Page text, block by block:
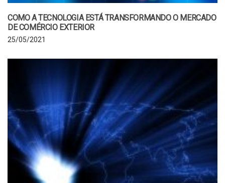
COMO A TECNOLOGIA ESTÁ TRANSFORMANDO O MERCADO
DE COMÉRCIO EXTERIOR
25/05/2021